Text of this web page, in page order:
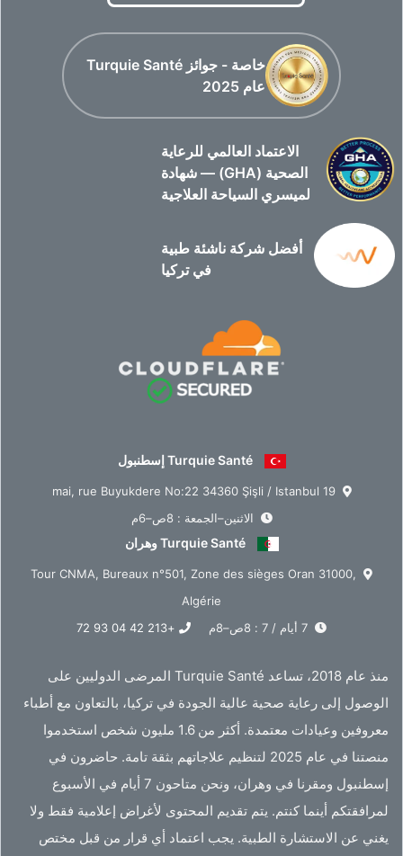
خاصة - جوائز Turquie Santé
عام 2025
الاعتماد العالمي للرعاية
الصحية (GHA) — شهادة
لميسري السياحة العلاجية
أفضل شركة ناشئة طبية
في تركيا
Turquie Santé إسطنبول
19 mai, rue Buyukdere No:22 34360 Şişli / Istanbul
الاثنين–الجمعة : 8ص–6م
Turquie Santé وهران
Tour CNMA, Bureaux n°501, Zone des sièges Oran 31000,
Algérie
+213 42 04 93 72
منذ عام 2018، تساعد Turquie Santé المرضى الدوليين على
الوصول إلى رعاية صحية عالية الجودة في تركيا، بالتعاون مع أطباء
معروفين وعيادات معتمدة. أكثر من 1.6 مليون شخص استخدموا
منصتنا في عام 2025 لتنظيم علاجاتهم بثقة تامة. حاضرون في
إسطنبول ومقرنا في وهران، ونحن متاحون 7 أيام في الأسبوع
لمرافقتكم أينما كنتم. يتم تقديم المحتوى لأغراض إعلامية فقط ولا
يغني عن الاستشارة الطبية. يجب اعتماد أي قرار من قبل مختص